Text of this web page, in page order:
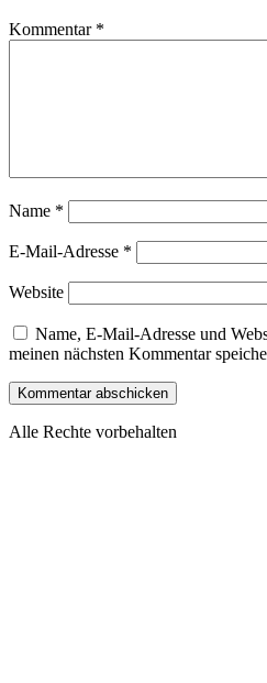
Kommentar *
Name *
E-Mail-Adresse *
Website
Name, E-Mail-Adresse und
meinen nächsten Kommentar
Alle Rechte vorbehalten